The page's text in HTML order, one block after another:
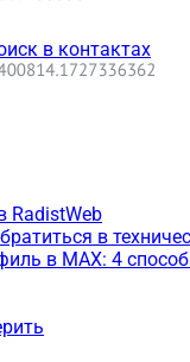
в контактах
RadistWeb
в
в MAX: 4